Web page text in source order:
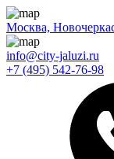
Москва,
info@city-jaluzi.ru
+7 (495) 542-76-98